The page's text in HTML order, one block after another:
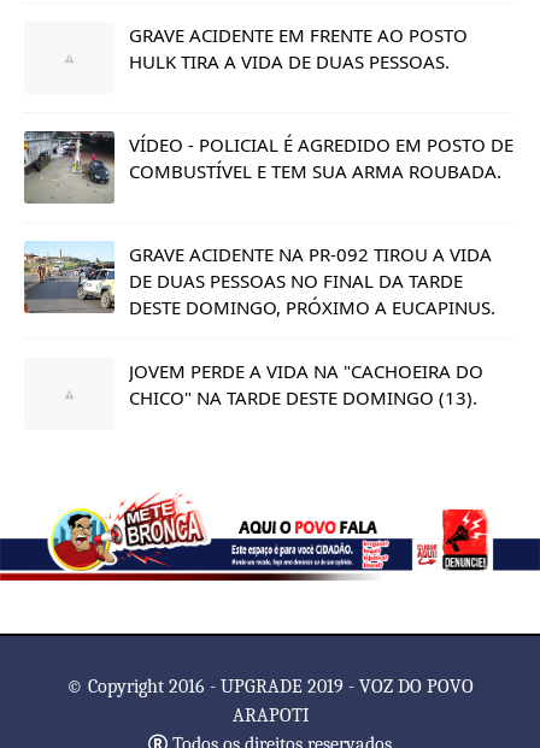
GRAVE ACIDENTE EM FRENTE AO POSTO
HULK TIRA A VIDA DE DUAS PESSOAS.
VÍDEO - POLICIAL É AGREDIDO EM POSTO DE
COMBUSTÍVEL E TEM SUA ARMA ROUBADA.
GRAVE ACIDENTE NA PR-092 TIROU A VIDA
DE DUAS PESSOAS NO FINAL DA TARDE
DESTE DOMINGO, PRÓXIMO A EUCAPINUS.
JOVEM PERDE A VIDA NA "CACHOEIRA DO
CHICO" NA TARDE DESTE DOMINGO (13).
© Copyright 2016 - UPGRADE 2019 - VOZ DO POVO
ARAPOTI